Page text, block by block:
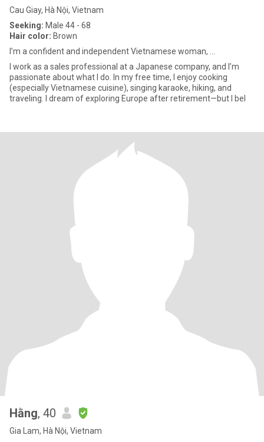
Cau Giay, Hà Nội, Vietnam
Seeking: Male 44 - 68
Hair color: Brown
I’m a confident and independent Vietnamese woman, ...
I work as a sales professional at a Japanese company, and I’m
passionate about what I do. In my free time, I enjoy cooking
(especially Vietnamese cuisine), singing karaoke, hiking, and
traveling. I dream of exploring Europe after retirement—but I bel
Hằng, 40
Gia Lam, Hà Nội, Vietnam